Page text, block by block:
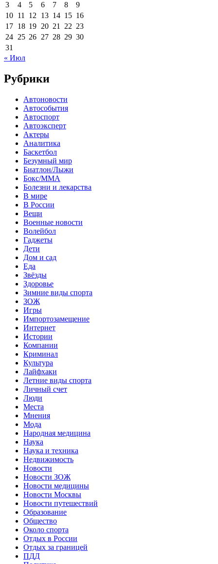
3
4 5 6 7 8
9
10 11 12 13 14 15 16
17 18 19 20 21 22 23
24 25 26 27 28 29 30
31
« Июл
Рубрики
Автоновости
Автособытия
Автоспорт
Автоэксперт
Актеры
Аналитика
Баскетбол
Безумный мир
Биатлон/Лыжи
Бокс/MMA
Болезни и лекарства
В мире
В России
Вещи
Военные новости
Волейбол
Гаджеты
Дети
Дом и сад
Еда
Звёзды
Здоровье
Зимние виды спорта
ЗОЖ
Игры
Импортозамещение
Интернет
Истории
Компании
Криминал
Культура
Лайфхаки
Летние виды спорта
Личный счет
Люди
Места
Мнения
Мода
Народная медицина
Наука
Наука и техника
Недвижимость
Новости
Новости ЗОЖ
Новости медицины
Новости Москвы
Новости путешествий
Образование
Общество
Около спорта
Отдых в России
Отдых за границей
ПДД